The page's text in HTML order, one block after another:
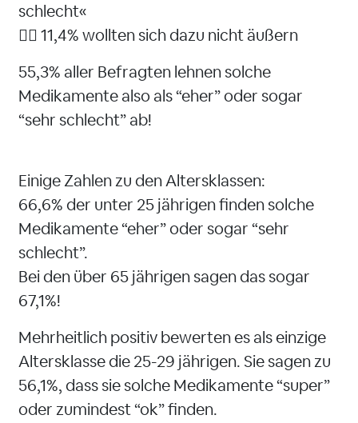
schlecht«
👉🏻 11,4% wollten sich dazu nicht äußern
55,3% aller Befragten lehnen solche
Medikamente also als “eher” oder sogar
“sehr schlecht” ab!
Einige Zahlen zu den Altersklassen:
66,6% der unter 25 jährigen finden solche
Medikamente “eher” oder sogar “sehr
schlecht”.
Bei den über 65 jährigen sagen das sogar
67,1%!
Mehrheitlich positiv bewerten es als einzige
Altersklasse die 25-29 jährigen. Sie sagen zu
56,1%, dass sie solche Medikamente “super”
oder zumindest “ok” finden.